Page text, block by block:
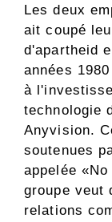
Les deux
ait coupé
d'apartheid
années
à
technologie
Anyvision.
soutenues
appelée
groupe veut
relations